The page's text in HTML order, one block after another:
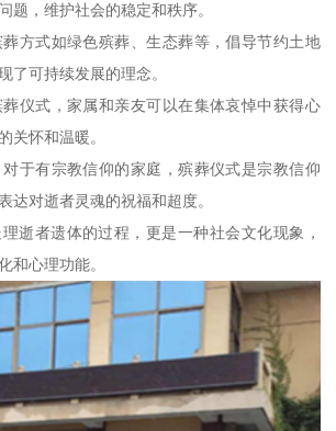
题，维护社会的稳定和秩序。
方式如绿色殡葬、生态葬等，倡导节约土地
了可持续发展的理念。
仪式，家属和亲友可以在集体哀悼中获得心
关怀和温暖。
于有宗教信仰的家庭，殡葬仪式是宗教信仰
达对逝者灵魂的祝福和超度。
逝者遗体的过程，更是一种社会文化现象，
和心理功能。